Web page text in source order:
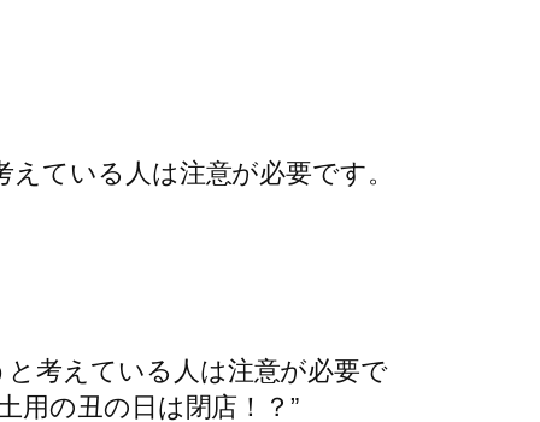
ている人は注意が必要です。
考えている人は注意が必要で
用の丑の日は閉店！？”